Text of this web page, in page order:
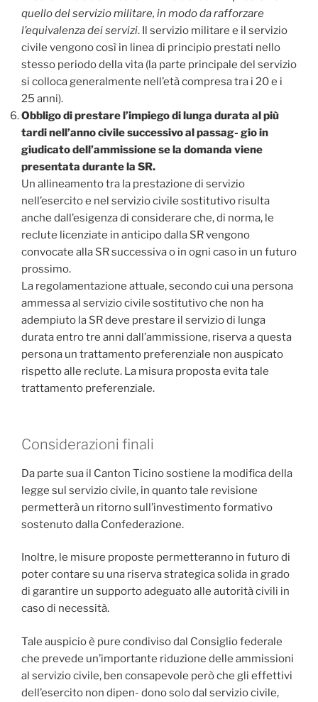
quello del servizio militare, in modo da rafforzare
l’equivalenza dei servizi. Il servizio militare e il servizio
civile vengono così in linea di principio prestati nello
stesso periodo della vita (la parte principale del servizio
si colloca generalmente nell’età compresa tra i 20 e i
25 anni).
Obbligo di prestare l’impiego di lunga durata al più
tardi nell’anno civile successivo al passag- gio in
giudicato dell’ammissione se la domanda viene
presentata durante la SR.
Un allineamento tra la prestazione di servizio
nell’esercito e nel servizio civile sostitutivo risulta
anche dall’esigenza di considerare che, di norma, le
reclute licenziate in anticipo dalla SR vengono
convocate alla SR successiva o in ogni caso in un futuro
prossimo.
La regolamentazione attuale, secondo cui una persona
ammessa al servizio civile sostitutivo che non ha
adempiuto la SR deve prestare il servizio di lunga
durata entro tre anni dall’ammissione, riserva a questa
persona un trattamento preferenziale non auspicato
rispetto alle reclute. La misura proposta evita tale
trattamento preferenziale.
Considerazioni finali
Da parte sua il Canton Ticino sostiene la modifica della
legge sul servizio civile, in quanto tale revisione
permetterà un ritorno sull’investimento formativo
sostenuto dalla Confederazione.
Inoltre, le misure proposte permetteranno in futuro di
poter contare su una riserva strategica solida in grado
di garantire un supporto adeguato alle autorità civili in
caso di necessità.
Tale auspicio è pure condiviso dal Consiglio federale
che prevede un’importante riduzione delle ammissioni
al servizio civile, ben consapevole però che gli effettivi
dell’esercito non dipen- dono solo dal servizio civile,